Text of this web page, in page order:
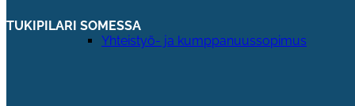
Yhteistyö- ja kumppanuussopimus
TUKIPILARI SOMESSA